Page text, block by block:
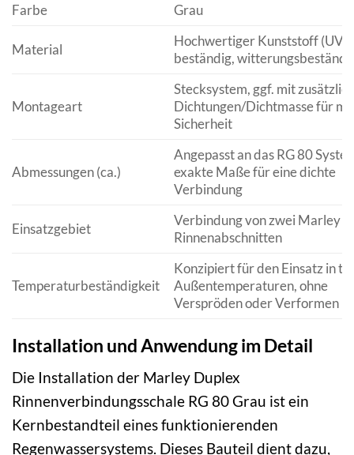
Farbe
Grau
Material
Hochwertiger Kunststoff (UV-
beständig,
Montageart
Stecksystem, ggf. mit
Dichtungen/Dichtmasse für
Sicherheit
Abmessungen (ca.)
Angepasst an das RG 80
exakte Maße für eine dichte
Verbindung
Einsatzgebiet
Verbindung von zwei Marley
Rinnenabschnitten
Temperaturbeständigkeit
Konzipiert für den Einsatz in
Außentemperaturen, ohne
Verspröden oder Verformen
Installation und Anwendung im Detail
Die Installation der Marley Duplex
Rinnenverbindungsschale RG 80 Grau ist ein
Kernbestandteil eines funktionierenden
Regenwassersystems. Dieses Bauteil dient dazu,